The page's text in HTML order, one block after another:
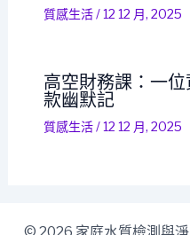
質感生活/12 12 月, 2025
高空財務課：一
款幽默記
質感生活/12 12 月, 2025